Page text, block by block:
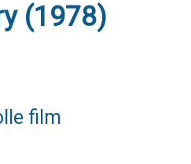
(1978)
film